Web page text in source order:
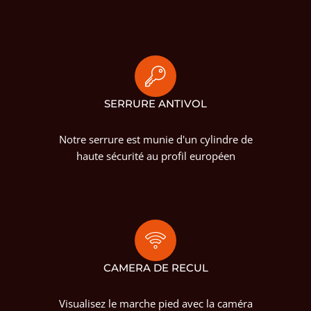
SERRURE ANTIVOL
Notre serrure est munie d'un cylindre de
haute sécurité au profil européen
CAMERA DE RECUL
Visualisez le marche pied avec la caméra